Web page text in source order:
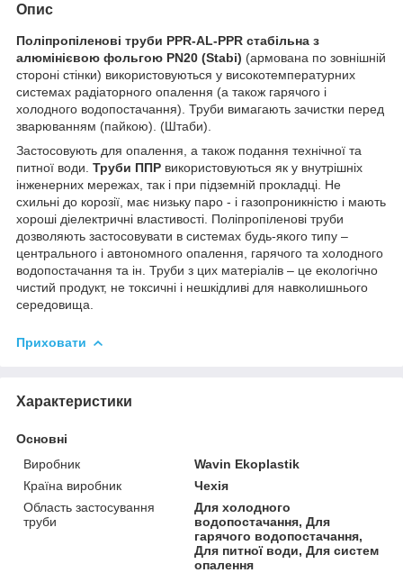
Опис
Поліпропіленові труби PPR-AL-PPR стабільна з
алюмінієвою фольгою PN20 (Stabi) (армована по зовнішній
стороні стінки) використовуються у високотемпературних
системах радіаторного опалення (а також гарячого і
холодного водопостачання). Труби вимагають зачистки перед
зварюванням (пайкою). (Штаби).
Застосовують для опалення, а також подання технічної та
питної води. Труби ППР використовуються як у внутрішніх
інженерних мережах, так і при підземній прокладці. Не
схильні до корозії, має низьку паро - і газопроникністю і мають
хороші діелектричні властивості. Поліпропіленові труби
дозволяють застосовувати в системах будь-якого типу –
центрального і автономного опалення, гарячого та холодного
водопостачання та ін. Труби з цих матеріалів – це екологічно
чистий продукт, не токсичні і нешкідливі для навколишнього
середовища.
Приховати
Характеристики
Основні
Виробник
Wavin Ekoplastik
Країна виробник
Чехія
Область застосування
труби
Для холодного
водопостачання, Для
гарячого водопостачання,
Для питної води, Для систем
опалення